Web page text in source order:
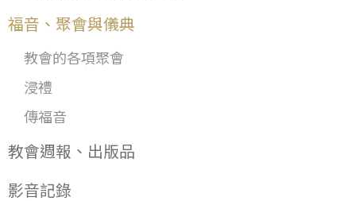
福音、聚會與儀典
教會的各項聚會
浸禮
傳福音
教會週報、出版品
影音記錄